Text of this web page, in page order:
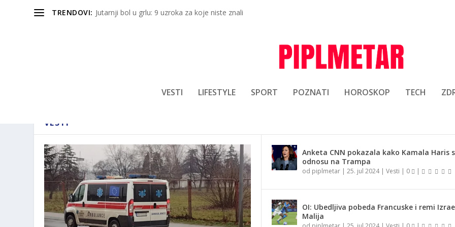
TRENDOVI: Jutarnji bol u grlu: 9 uzroka za koje niste znali
VESTI LIFESTYLE SPORT POZNATI HOROSKOP TECH
VESTI
Anketa CNN pokazala kako Kamala Haris
odnosu na Trampa
od piplmetar| 25. jul 2024| Vesti | 0 |
OI: Ubedljiva pobeda Francuske i remi
Malija